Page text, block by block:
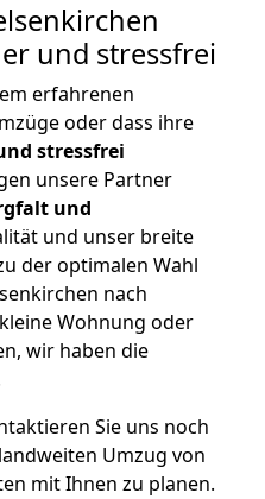
und stressfrei
erfahrenen
oder dass ihre
stressfrei
unsere Partner
und
und unser breite
der optimalen Wahl
nach
Wohnung oder
wir haben die
Sie uns noch
Umzug von
mit Ihnen zu planen.